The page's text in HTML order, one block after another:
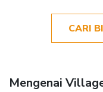
CARI
Mengenai